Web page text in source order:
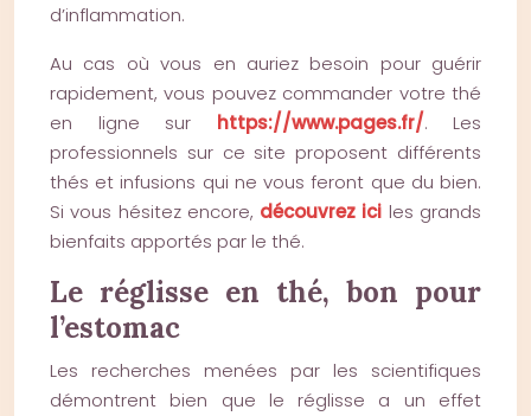
d’inflammation.
Au cas où vous en auriez besoin pour guérir
rapidement, vous pouvez commander votre thé
en ligne sur https://www.pages.fr/. Les
professionnels sur ce site proposent différents
thés et infusions qui ne vous feront que du bien.
Si vous hésitez encore, découvrez ici les grands
bienfaits apportés par le thé.
Le réglisse en thé, bon pour
l’estomac
Les recherches menées par les scientifiques
démontrent bien que le réglisse a un effet